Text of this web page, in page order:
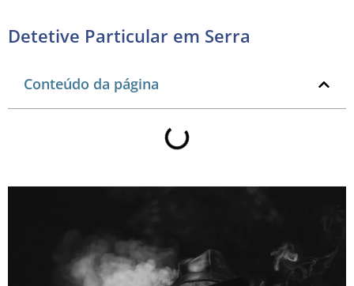
Detetive Particular em Serra
Conteúdo da página